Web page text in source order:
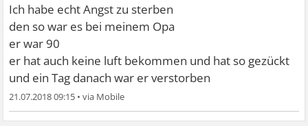
Ich habe echt Angst zu sterben
den so war es bei meinem Opa
er war 90
er hat auch keine luft bekommen und hat so gezückt
und ein Tag danach war er verstorben
21.07.2018 09:15 •